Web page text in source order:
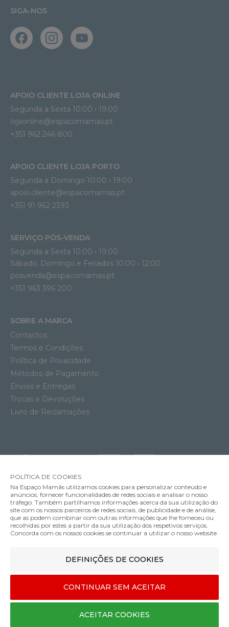
SIGA-NOS
APOIO CLIENTE LOJA ONLINE
Segunda a Sexta 10:00 › 19:00
lojaonline@espacomamas.pt
+351 962 246 800
APOIO CLIENTE LOJA PORTO
Segunda a Domingo 10:00 › 19:00
apoio.cliente@espacomamas.pt
+351 91 962 2393
SERVIÇO PÓS-VENDA
Segunda a Sexta 10:00 › 19:00
Sábado, Domingo e Feriados 10:00 › 12:00
posvenda@espacomamas.pt
+351 963 396 200
SOBRE A MARCA
Contactos
Termos e Condições
Política de Privacidade
Métodos de Pagamento
Envios e Entregas
Trocas e Devoluções
Livro de Reclamações
MÉTODOS DE ENVIO
MÉTODOS DE PAGAMENTO
Designed & developed by
©Espaço mamãs. Todos os direitos reservados
POLÍTICA DE COOKIES
Na Espaço Mamãs utilizamos cookies para personalizar conteúdo e
anúncios, fornecer funcionalidades de redes sociais e analisar o nosso
tráfego. Também partilhamos informações acerca da sua utilização do
site com os nossos parceiros de redes sociais, de publicidade e de análise,
que as podem combinar com outras informações que lhe forneceu ou
recolhidas por estes a partir da sua utilização dos respetivos serviços.
Concorda com os nossos cookies se continuar a utilizar o nosso website.
DEFINIÇÕES DE COOKIES
CONTINUAR SEM ACEITAR
ACEITAR COOKIES